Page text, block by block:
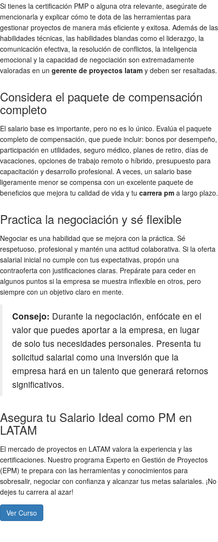
Si tienes la certificación PMP o alguna otra relevante, asegúrate de
mencionarla y explicar cómo te dota de las herramientas para
gestionar proyectos de manera más eficiente y exitosa. Además de las
habilidades técnicas, las habilidades blandas como el liderazgo, la
comunicación efectiva, la resolución de conflictos, la inteligencia
emocional y la capacidad de negociación son extremadamente
valoradas en un gerente de proyectos latam y deben ser resaltadas.
Considera el paquete de compensación
completo
El salario base es importante, pero no es lo único. Evalúa el paquete
completo de compensación, que puede incluir: bonos por desempeño,
participación en utilidades, seguro médico, planes de retiro, días de
vacaciones, opciones de trabajo remoto o híbrido, presupuesto para
capacitación y desarrollo profesional. A veces, un salario base
ligeramente menor se compensa con un excelente paquete de
beneficios que mejora tu calidad de vida y tu carrera pm a largo plazo.
Practica la negociación y sé flexible
Negociar es una habilidad que se mejora con la práctica. Sé
respetuoso, profesional y mantén una actitud colaborativa. Si la oferta
salarial inicial no cumple con tus expectativas, propón una
contraoferta con justificaciones claras. Prepárate para ceder en
algunos puntos si la empresa se muestra inflexible en otros, pero
siempre con un objetivo claro en mente.
Consejo: Durante la negociación, enfócate en el
valor que puedes aportar a la empresa, en lugar
de solo tus necesidades personales. Presenta tu
solicitud salarial como una inversión que la
empresa hará en un talento que generará retornos
significativos.
Asegura tu Salario Ideal como PM en
LATAM
El mercado de proyectos en LATAM valora la experiencia y las
certificaciones. Nuestro programa Experto en Gestión de Proyectos
(EPM) te prepara con las herramientas y conocimientos para
sobresalir, negociar con confianza y alcanzar tus metas salariales. ¡No
dejes tu carrera al azar!
Ver Curso